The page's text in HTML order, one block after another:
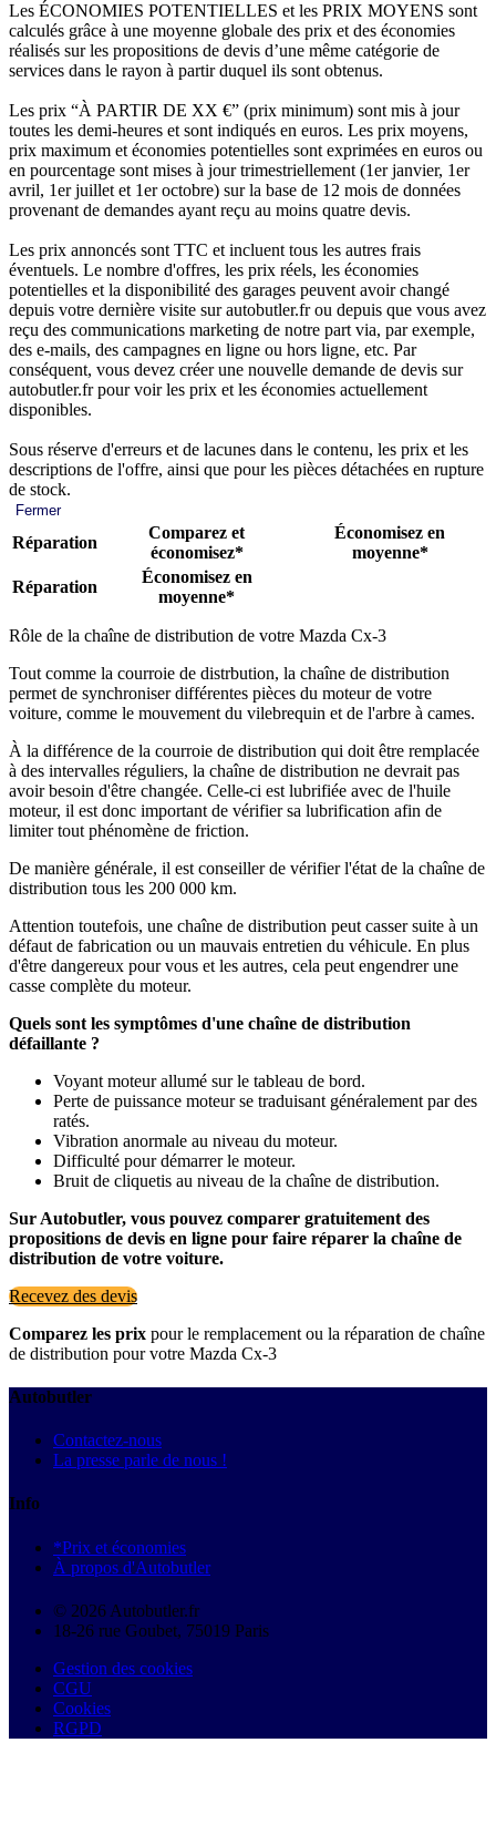
Les ÉCONOMIES POTENTIELLES et les PRIX MOYENS sont
calculés grâce à une moyenne globale des prix et des économies
réalisés sur les propositions de devis d’une même catégorie de
services dans le rayon à partir duquel ils sont obtenus.
Les prix “À PARTIR DE XX €” (prix minimum) sont mis à jour
toutes les demi-heures et sont indiqués en euros. Les prix moyens,
prix maximum et économies potentielles sont exprimées en euros ou
en pourcentage sont mises à jour trimestriellement (1er janvier, 1er
avril, 1er juillet et 1er octobre) sur la base de 12 mois de données
provenant de demandes ayant reçu au moins quatre devis.
Les prix annoncés sont TTC et incluent tous les autres frais
éventuels. Le nombre d'offres, les prix réels, les économies
potentielles et la disponibilité des garages peuvent avoir changé
depuis votre dernière visite sur autobutler.fr ou depuis que vous avez
reçu des communications marketing de notre part via, par exemple,
des e-mails, des campagnes en ligne ou hors ligne, etc. Par
conséquent, vous devez créer une nouvelle demande de devis sur
autobutler.fr pour voir les prix et les économies actuellement
disponibles.
Sous réserve d'erreurs et de lacunes dans le contenu, les prix et les
descriptions de l'offre, ainsi que pour les pièces détachées en rupture
de stock.
Fermer
Réparation
Comparez et
économisez*
Économisez en
moyenne*
Réparation
Économisez en
moyenne*
Rôle de la chaîne de distribution de votre Mazda Cx-3
Tout comme la courroie de distrbution, la chaîne de distribution
permet de synchroniser différentes pièces du moteur de votre
voiture, comme le mouvement du vilebrequin et de l'arbre à cames.
À la différence de la courroie de distribution qui doit être remplacée
à des intervalles réguliers, la chaîne de distribution ne devrait pas
avoir besoin d'être changée. Celle-ci est lubrifiée avec de l'huile
moteur, il est donc important de vérifier sa lubrification afin de
limiter tout phénomène de friction.
De manière générale, il est conseiller de vérifier l'état de la chaîne de
distribution tous les 200 000 km.
Attention toutefois, une chaîne de distribution peut casser suite à un
défaut de fabrication ou un mauvais entretien du véhicule. En plus
d'être dangereux pour vous et les autres, cela peut engendrer une
casse complète du moteur.
Quels sont les symptômes d'une chaîne de distribution
défaillante ?
Voyant moteur allumé sur le tableau de bord.
Perte de puissance moteur se traduisant généralement par des
ratés.
Vibration anormale au niveau du moteur.
Difficulté pour démarrer le moteur.
Bruit de cliquetis au niveau de la chaîne de distribution.
Sur Autobutler, vous pouvez comparer gratuitement des
propositions de devis en ligne pour faire réparer la chaîne de
distribution de votre voiture.
Recevez des devis
Comparez les prix pour le remplacement ou la réparation de chaîne
de distribution pour votre Mazda Cx-3
Autobutler
Contactez-nous
La presse parle de nous !
Info
*Prix et économies
À propos d'Autobutler
© 2026 Autobutler.fr
18-26 rue Goubet, 75019 Paris
Gestion des cookies
CGU
Cookies
RGPD